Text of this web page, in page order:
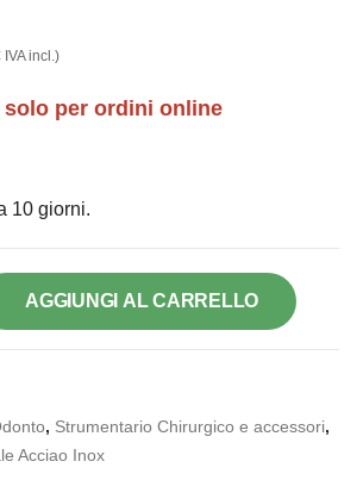
IVA incl.)
solo per ordini online
10 giorni.
AGGIUNGI AL CARRELLO
, Strumentario Chirurgico e accessori,
Acciao Inox